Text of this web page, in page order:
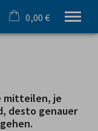
0,00 €
mitteilen, je
desto genauer